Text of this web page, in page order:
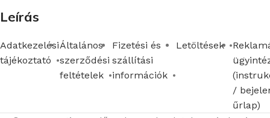
Leírás
Adatkezelési
tájékoztató
Általános
szerződési
feltételek
Fizetési és
szállítási
információk
Letöltések
/
űrlap)